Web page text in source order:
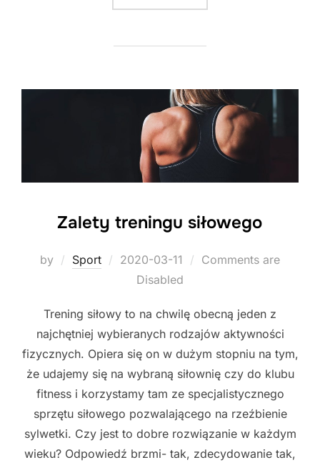
Zalety treningu siłowego
by Sport
Posted
2020-03-11
Comments are
Disabled
Trening siłowy to na chwilę obecną jeden z
najchętniej wybieranych rodzajów aktywności
fizycznych. Opiera się on w dużym stopniu na tym,
że udajemy się na wybraną siłownię czy do klubu
fitness i korzystamy tam ze specjalistycznego
sprzętu siłowego pozwalającego na rzeźbienie
sylwetki. Czy jest to dobre rozwiązanie w każdym
wieku? Odpowiedź brzmi- tak, zdecydowanie tak,